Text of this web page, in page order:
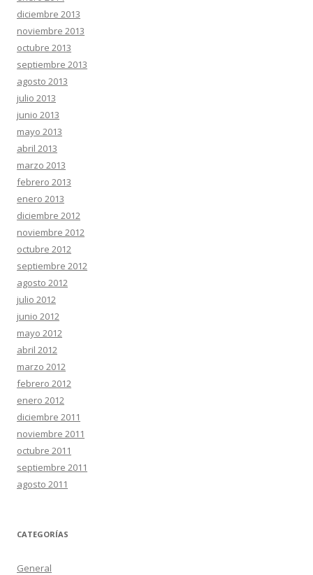
diciembre 2013
noviembre 2013
octubre 2013
septiembre 2013
agosto 2013
julio 2013
junio 2013
mayo 2013
abril 2013
marzo 2013
febrero 2013
enero 2013
diciembre 2012
noviembre 2012
octubre 2012
septiembre 2012
agosto 2012
julio 2012
junio 2012
mayo 2012
abril 2012
marzo 2012
febrero 2012
enero 2012
diciembre 2011
noviembre 2011
octubre 2011
septiembre 2011
agosto 2011
CATEGORÍAS
General